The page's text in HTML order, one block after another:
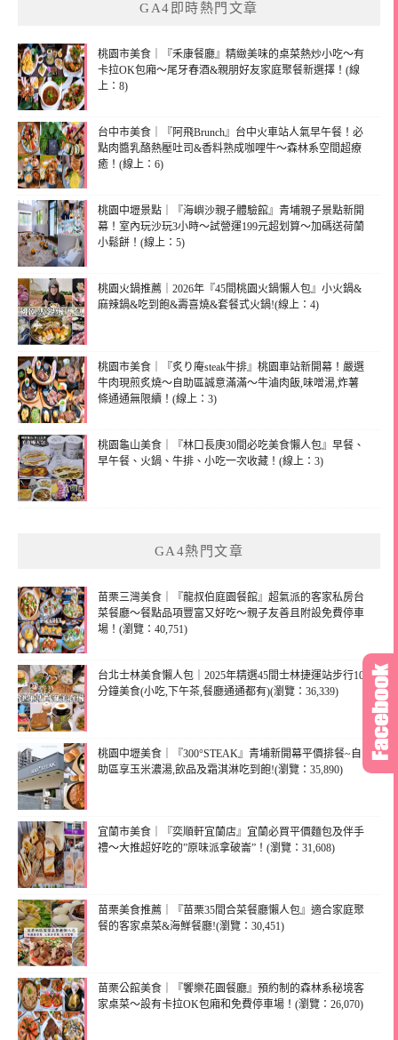
GA4即時熱門文章
桃園市美食｜『禾康餐廳』精緻美味的桌菜熱炒小吃～有
卡拉OK包廂～尾牙春酒&親朋好友家庭聚餐新選擇！(線
上：8)
台中市美食｜『阿飛Brunch』台中火車站人氣早午餐！必
點肉醬乳酪熱壓吐司&香料熟成咖哩牛～森林系空間超療
癒！(線上：6)
桃園中壢景點｜『海嶼沙親子體驗館』青埔親子景點新開
幕！室內玩沙玩3小時～試營運199元超划算～加碼送荷蘭
小鬆餅！(線上：5)
桃園火鍋推薦｜2026年『45間桃園火鍋懶人包』小火鍋&
麻辣鍋&吃到飽&壽喜燒&套餐式火鍋!(線上：4)
桃園市美食｜『炙り庵steak牛排』桃園車站新開幕！嚴選
牛肉現煎炙燒～自助區誠意滿滿～牛滷肉飯,味噌湯,炸薯
條通通無限續！(線上：3)
桃園龜山美食｜『林口長庚30間必吃美食懶人包』早餐、
早午餐、火鍋、牛排、小吃一次收藏！(線上：3)
GA4熱門文章
苗栗三灣美食｜『龍叔伯庭園餐館』超氣派的客家私房台
菜餐廳～餐點品項豐富又好吃～親子友善且附設免費停車
場！(瀏覽：40,751)
台北士林美食懶人包｜2025年精選45間士林捷運站步行10
分鐘美食(小吃,下午茶,餐廳通通都有)(瀏覽：36,339)
桃園中壢美食｜『300°STEAK』青埔新開幕平價排餐~自
助區享玉米濃湯,飲品及霜淇淋吃到飽!(瀏覽：35,890)
宜蘭市美食｜『奕順軒宜蘭店』宜蘭必買平價麵包及伴手
禮～大推超好吃的”原味派拿破崙”！(瀏覽：31,608)
苗栗美食推薦｜『苗栗35間合菜餐廳懶人包』適合家庭聚
餐的客家桌菜&海鮮餐廳!(瀏覽：30,451)
苗栗公館美食｜『饗樂花園餐廳』預約制的森林系秘境客
家桌菜～設有卡拉OK包廂和免費停車場！(瀏覽：26,070)